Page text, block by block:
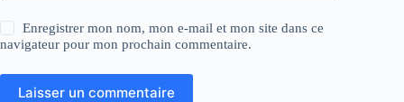
Enregistrer mon nom, mon e-mail et mon site dans ce
navigateur pour mon prochain commentaire.
Laisser un commentaire